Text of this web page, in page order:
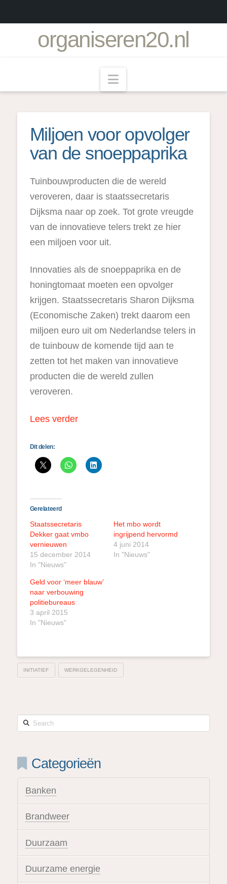
organiseren20.nl
Navigation
Miljoen voor opvolger
van de snoeppaprika
Tuinbouwproducten die de wereld
veroveren, daar is staatssecretaris
Dijksma naar op zoek. Tot grote vreugde
van de innovatieve telers trekt ze hier
een miljoen voor uit.
Innovaties als de snoeppaprika en de
honingtomaat moeten een opvolger
krijgen. Staatssecretaris Sharon Dijksma
(Economische Zaken) trekt daarom een
miljoen euro uit om Nederlandse telers in
de tuinbouw de komende tijd aan te
zetten tot het maken van innovatieve
producten die de wereld zullen
veroveren.
Lees verder
Dit delen:
Gerelateerd
Staatssecretaris
Dekker gaat vmbo
vernieuwen
15 december 2014
In "Nieuws"
Het mbo wordt
ingrijpend hervormd
4 juni 2014
In "Nieuws"
Geld voor ‘meer blauw’
naar verbouwing
politiebureaus
3 april 2015
In "Nieuws"
INITIATIEF WERKGELEGENHEID
Search
Categorieën
Banken
Brandweer
Duurzaam
Duurzame energie